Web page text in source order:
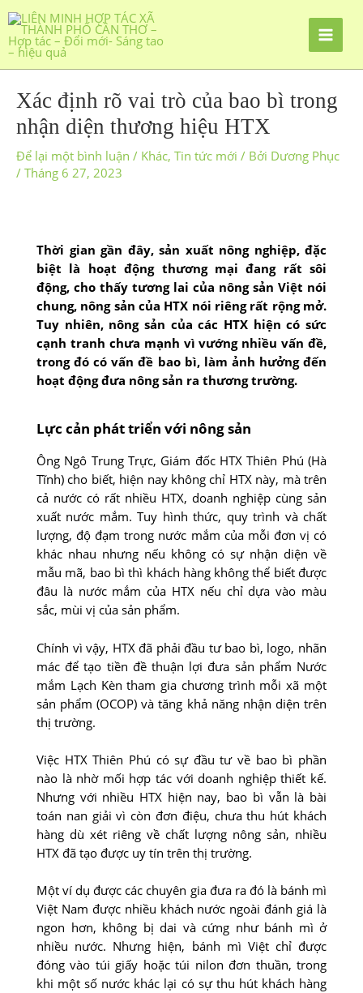
Xác định rõ vai trò của bao bì trong
nhận diện thương hiệu HTX
Để lại một bình luận / Khác, Tin tức mới / Bởi Dương Phục
/ Tháng 6 27, 2023
Thời gian gần đây, sản xuất nông nghiệp, đặc
biệt là hoạt động thương mại đang rất sôi
động, cho thấy tương lai của nông sản Việt nói
chung, nông sản của HTX nói riêng rất rộng mở.
Tuy nhiên, nông sản của các HTX hiện có sức
cạnh tranh chưa mạnh vì vướng nhiều vấn đề,
trong đó có vấn đề bao bì, làm ảnh hưởng đến
hoạt động đưa nông sản ra thương trường.
Lực cản phát triển với nông sản
Ông Ngô Trung Trực, Giám đốc HTX Thiên Phú (Hà
Tĩnh) cho biết, hiện nay không chỉ HTX này, mà trên
cả nước có rất nhiều HTX, doanh nghiệp cùng sản
xuất nước mắm. Tuy hình thức, quy trình và chất
lượng, độ đạm trong nước mắm của mỗi đơn vị có
khác nhau nhưng nếu không có sự nhận diện về
mẫu mã, bao bì thì khách hàng không thể biết được
đâu là nước mắm của HTX nếu chỉ dựa vào màu
sắc, mùi vị của sản phẩm.
Chính vì vậy, HTX đã phải đầu tư bao bì, logo, nhãn
mác để tạo tiền đề thuận lợi đưa sản phẩm Nước
mắm Lạch Kèn tham gia chương trình mỗi xã một
sản phẩm (OCOP) và tăng khả năng nhận diện trên
thị trường.
Việc HTX Thiên Phú có sự đầu tư về bao bì phần
nào là nhờ mối hợp tác với doanh nghiệp thiết kế.
Nhưng với nhiều HTX hiện nay, bao bì vẫn là bài
toán nan giải vì còn đơn điệu, chưa thu hút khách
hàng dù xét riêng về chất lượng nông sản, nhiều
HTX đã tạo được uy tín trên thị trường.
Một ví dụ được các chuyên gia đưa ra đó là bánh mì
Việt Nam được nhiều khách nước ngoài đánh giá là
ngon hơn, không bị dai và cứng như bánh mì ở
nhiều nước. Nhưng hiện, bánh mì Việt chỉ được
đóng vào túi giấy hoặc túi nilon đơn thuần, trong
khi một số nước khác lại có sự thu hút khách hàng